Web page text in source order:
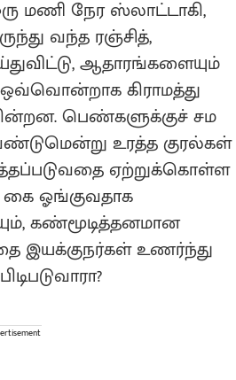
மணி நேர ஸ்லாட்டாகி,
வந்த ரஞ்சித்,
ஆதாரங்களையும்
கிராமத்து
பெண்களுக்குச் சம
உரத்த குரல்கள்
ஏற்றுக்கொள்ள
கை ஓங்குவதாக
கண்மூடித்தனமான
இயக்குநர்கள் உணர்ந்து